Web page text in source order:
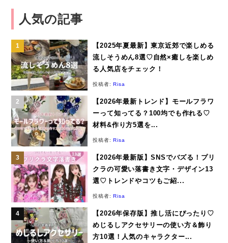
人気の記事
【2025年夏最新】東京近郊で楽しめる
流しそうめん8選♡自然×癒しを楽しめ
る人気店をチェック！
投稿者:Risa
【2026年最新トレンド】モールフラワ
ーって知ってる？100均でも作れる♡
材料&作り方5選を...
投稿者:Risa
【2026年最新版】SNSでバズる！プリ
クラの可愛い落書き文字・デザイン13
選♡トレンドやコツもご紹...
投稿者:Risa
【2026年保存版】推し活にぴったり♡
めじるしアクセサリーの使い方＆飾り
方10選！人気のキャラクター...